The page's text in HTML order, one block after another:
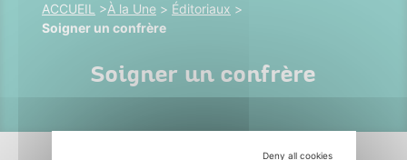
ACCUEIL >À la Une > Éditoriaux >
Soigner un confrère
Soigner un confrère
Deny all cookies